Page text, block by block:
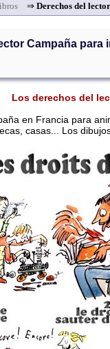
⇒ Derechos del
Campaña para
Los derechos del
en Francia para
casas... Los